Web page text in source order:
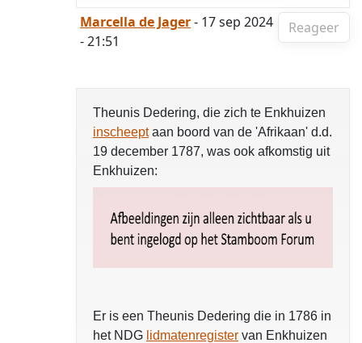
Reageer
Marcella de Jager- 17 sep 2024
- 21:51
Theunis Dedering, die zich te Enkhuizen
inscheeptaan boord van de 'Afrikaan' d.d.
19 december 1787, was ook afkomstig uit
Enkhuizen:
Er is een Theunis Dedering die in 1786 in
het NDG lidmatenregister van Enkhuizen